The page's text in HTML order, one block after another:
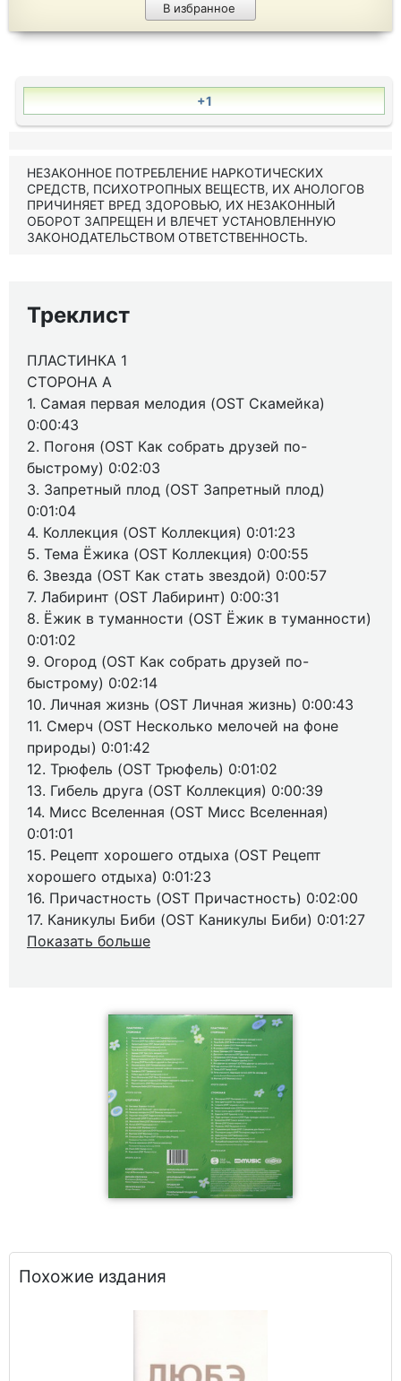
В избранное
+1
НЕЗАКОННОЕ ПОТРЕБЛЕНИЕ НАРКОТИЧЕСКИХ
СРЕДСТВ, ПСИХОТРОПНЫХ ВЕЩЕСТВ, ИХ АНОЛОГОВ
ПРИЧИНЯЕТ ВРЕД ЗДОРОВЬЮ, ИХ НЕЗАКОННЫЙ
ОБОРОТ ЗАПРЕЩЕН И ВЛЕЧЕТ УСТАНОВЛЕННУЮ
ЗАКОНОДАТЕЛЬСТВОМ ОТВЕТСТВЕННОСТЬ.
Треклист
ПЛАСТИНКА 1
СТОРОНА А
1. Самая первая мелодия (OST Скамейка)
0:00:43
2. Погоня (OST Как собрать друзей по-
быстрому) 0:02:03
3. Запретный плод (OST Запретный плод)
0:01:04
4. Коллекция (OST Коллекция) 0:01:23
5. Тема Ёжика (OST Коллекция) 0:00:55
6. Звезда (OST Как стать звездой) 0:00:57
7. Лабиринт (OST Лабиринт) 0:00:31
8. Ёжик в туманности (OST Ёжик в туманности)
0:01:02
9. Огород (OST Как собрать друзей по-
быстрому) 0:02:14
10. Личная жизнь (OST Личная жизнь) 0:00:43
11. Смерч (OST Несколько мелочей на фоне
природы) 0:01:42
12. Трюфель (OST Трюфель) 0:01:02
13. Гибель друга (OST Коллекция) 0:00:39
14. Мисс Вселенная (OST Мисс Вселенная)
0:01:01
15. Рецепт хорошего отдыха (OST Рецепт
хорошего отдыха) 0:01:23
16. Причастность (OST Причастность) 0:02:00
17. Каникулы Биби (OST Каникулы Биби) 0:01:27
Показать больше
Похожие издания